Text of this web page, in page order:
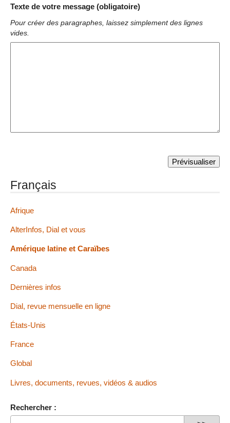
Texte de votre message (obligatoire)
Pour créer des paragraphes, laissez simplement des lignes
vides.
Français
Afrique
AlterInfos, Dial et vous
Amérique latine et Caraïbes
Canada
Dernières infos
Dial, revue mensuelle en ligne
États-Unis
France
Global
Livres, documents, revues, vidéos & audios
Rechercher :